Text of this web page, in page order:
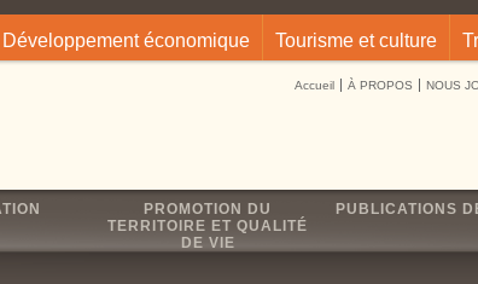
Développement économique Tourisme et culture
Accueil À PROPOS NOUS
PROMOTION DU
TERRITOIRE ET QUALITÉ
DE VIE
PUBLICATIONS